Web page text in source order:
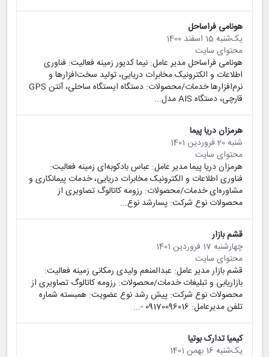
هونامی فراساحل
یک‌شنبه 15 اسفند 1400
محتوای سایت
هونامی فراساحل مدیر عامل: نیما کدیور زمینه فعالیت: فناوری
اطلاعات و الکترونیک مخابرات دریایی، تولید سخت‌افزارها و
نرم‌افزارها خدمات/محصولات: دستگاه ایستگاه ساحلی، آنتن GPS
قارچی، دستگاه AIS مدل...
هرمزان دریا پیما
شنبه 20 فروردین 1401
محتوای سایت
هرمزان دریا پیما مدیر عامل: عباس بادکوبه‌ای زمینه فعالیت:
فناوری اطلاعات و الکترونیک مخابرات دریایی، خدمات پیمانکاری و
مشاوره‌ای خدمات/محصولات: رزومه کاتالوگ تصاویری از
محصولات نوع شرکت: پسارشد نوع...
قشم بازار
چهارشنبه 17 فروردین 1401
محتوای سایت
قشم بازار مدیر عامل: عبدالمنعم ولیدی رمکانی زمینه فعالیت:
بازاریابی و تبلیغات خدمات/محصولات: رزومه کاتالوگ تصاویری از
محصولات نوع شرکت: پیش رشد نوع عضویت: همبسته شماره
تلفن مدیرعامل: 09170096016 -...
کیمیا تدارک بوتیا
یک‌شنبه 16 بهمن 1401